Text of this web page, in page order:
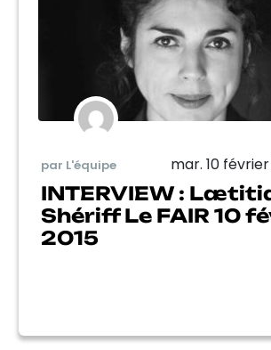
par L'équipe mar. 10 février
INTERVIEW :
Shériff Le FAIR 10
2015